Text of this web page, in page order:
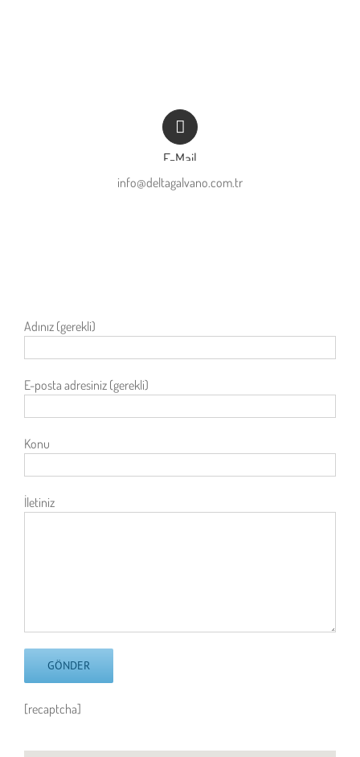
E-Mail
info@deltagalvano.com.tr
Adınız (gerekli)
E-posta adresiniz (gerekli)
Konu
İletiniz
[recaptcha]